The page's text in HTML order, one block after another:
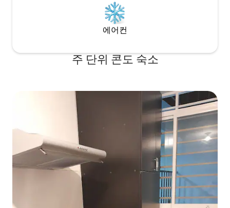
에어컨
주 단위 콘도 숙소